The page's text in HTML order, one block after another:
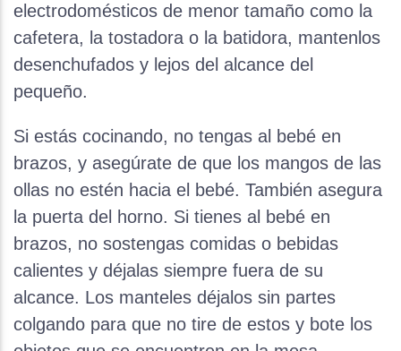
electrodomésticos de menor tamaño como la
cafetera, la tostadora o la batidora, mantenlos
desenchufados y lejos del alcance del
pequeño.
Si estás cocinando, no tengas al bebé en
brazos, y asegúrate de que los mangos de las
ollas no estén hacia el bebé. También asegura
la puerta del horno. Si tienes al bebé en
brazos, no sostengas comidas o bebidas
calientes y déjalas siempre fuera de su
alcance. Los manteles déjalos sin partes
colgando para que no tire de estos y bote los